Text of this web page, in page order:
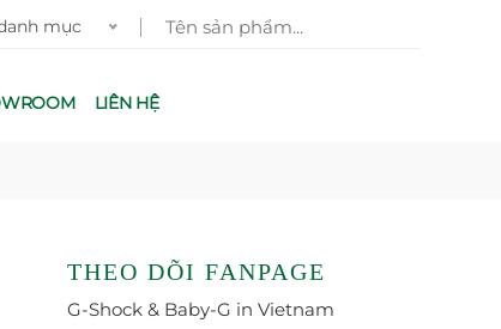
mục
LIÊN HỆ
THEO DÕI FANPAGE
G-Shock & Baby-G in Vietnam